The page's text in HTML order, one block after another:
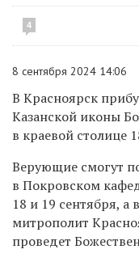
4
8 сентября 2024 14:06
В Красноярск
Казанской иконы
в краевой столице
Верующие смогут
в Покровском
18 и 19 сентября, а
митрополит
проведет